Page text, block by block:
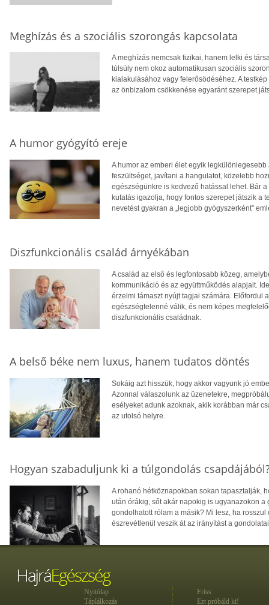
Meghízás és a szociális szorongás kapcsolata
A meghízás nemcsak fizikai, hanem lelki és
túlsúly nem okoz automatikusan szociális
kialakulásához vagy felerősödéséhez. A
az önbizalom csökkenése egyaránt szerepet
A humor gyógyító ereje
A humor az emberi élet egyik
feszültséget, javítani a hangulatot, közelebb
egészségünkre is kedvező hatással lehet. Bár
kutatás igazolja, hogy fontos szerepet játszik a
nevetést gyakran a „legjobb gyógyszerként”
Diszfunkcionális család árnyékában
A család az első és legfontosabb közeg,
kommunikáció és az együttműködés alapjait.
érzelmi támaszt nyújt tagjai számára. Előfordul
egészségtelenné válik, és nem képes
diszfunkcionális családnak.
A belső béke nem luxus, hanem tudatos döntés
Sokáig azt hisszük, hogy akkor vagyunk jó
Azonnal válaszolunk az üzenetekre,
esélyeket adunk azoknak, akik korábban már
az utolsó helyre.
Hogyan szabaduljunk ki a túlgondolás
A rohanó hétköznapokban sokan tapasztalják,
után órákig, sőt akár napokig is ugyanazokon
gondolhatott rólam a másik? Mi lesz, ha
észrevétlenül veszik át az irányítást a
Nyitólap
Táplálkozás
Friss
Ezt próbáld ki!